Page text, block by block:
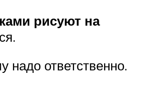
рисуют на
надо ответственно.